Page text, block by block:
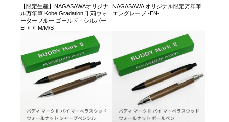
【限定生産】NAGASAWAオリジナ
ル万年筆 Kobe Gradation 千苅ウォ
ーターブルー ゴールド・シルバー
EF/F/FM/M/B
NAGASAWA オリジナル限定万年筆
エングレーブ -EN-